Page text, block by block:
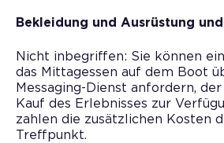
Bekleidung und Ausrüstung
Nicht inbegriffen: Sie können
das Mittagessen auf dem Boot
Messaging-Dienst anfordern,
Kauf des Erlebnisses zur
zahlen die zusätzlichen Kosten
Treffpunkt.